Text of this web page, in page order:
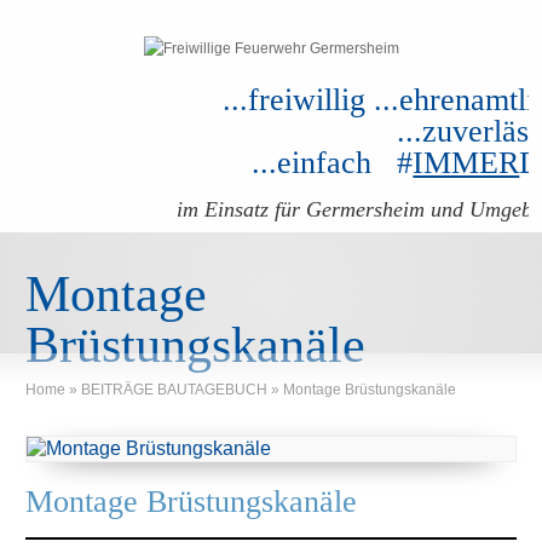
...freiwillig
...einfach #IMMER
im Einsatz für Germersheim und
Montage
Brüstungskanäle
Home » BEITRÄGE BAUTAGEBUCH » Montage Brüstungskanäle
Montage Brüstungskanäle